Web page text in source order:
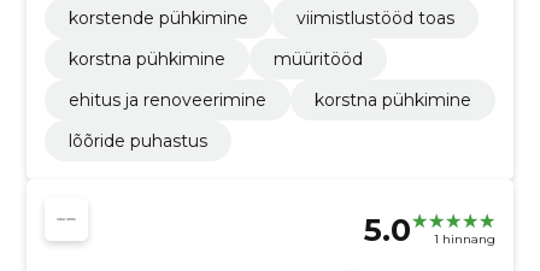
korstende pühkimine
viimistlustööd toas
korstna pühkimine
müüritööd
ehitus ja renoveerimine
korstna pühkimine
lõõride puhastus
5.0 1 hinnang